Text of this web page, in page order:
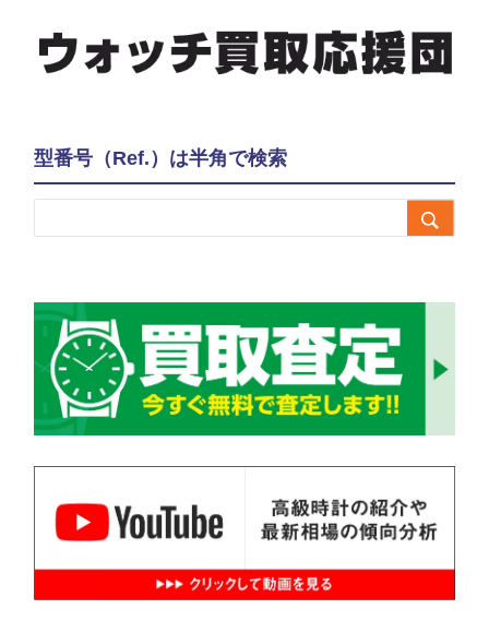
型番号（Ref.）は半角で検索
